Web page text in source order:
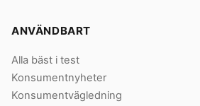
ANVÄNDBART
Alla bäst i test
Konsumentnyheter
Konsumentvägledning